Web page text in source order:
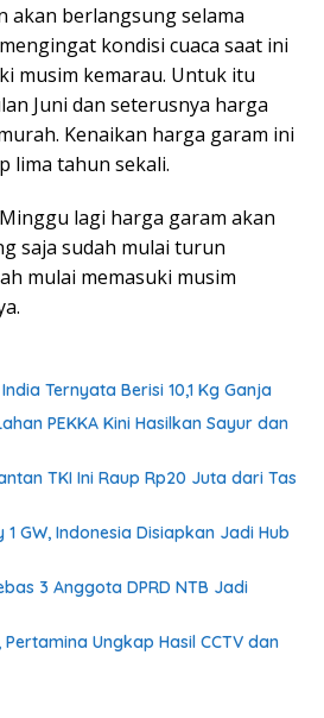
akan berlangsung selama
kondisi cuaca saat ini
musim kemarau. Untuk itu
Juni dan seterusnya harga
Kenaikan harga garam ini
lima tahun sekali.
lagi harga garam akan
saja sudah mulai turun
mulai memasuki musim
Ternyata Berisi 10,1 Kg Ganja
PEKKA Kini Hasilkan Sayur dan
TKI Ini Raup Rp20 Juta dari Tas
GW, Indonesia Disiapkan Jadi Hub
3 Anggota DPRD NTB Jadi
Ungkap Hasil CCTV dan